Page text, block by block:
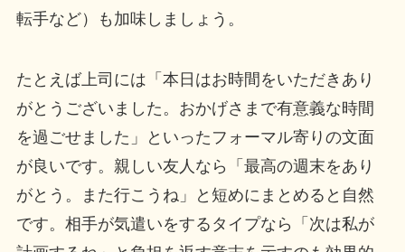
転手など）も加味しましょう。
たとえば上司には「本日はお時間をいただきあり
がとうございました。おかげさまで有意義な時間
を過ごせました」といったフォーマル寄りの文面
が良いです。親しい友人なら「最高の週末をあり
がとう。また行こうね」と短めにまとめると自然
です。相手が気遣いをするタイプなら「次は私が